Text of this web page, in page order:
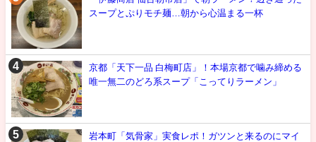
スープとぷりモチ麺…朝から心温まる一杯
京都「天下一品 白梅町店」！本場京都で噛み締める
唯一無二のどろ系スープ「こってりラーメン」
岩本町「気骨家」実食レポ！ガツンと来るのにマイ